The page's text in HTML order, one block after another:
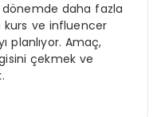
daha fazla
kurs ve influencer
planlıyor. Amaç,
çekmek ve